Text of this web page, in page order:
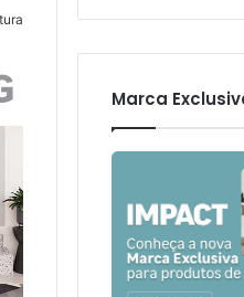
Marca